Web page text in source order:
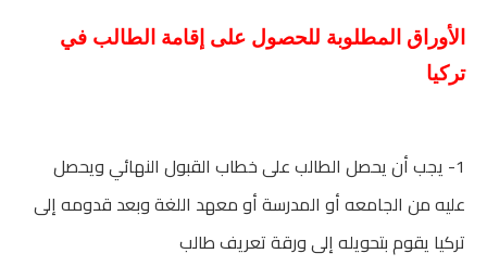
الأوراق المطلوبة للحصول على إقامة الطالب في
تركيا
1- يجب أن يحصل الطالب على خطاب القبول النهائي ويحصل
عليه من الجامعه أو المدرسة أو معهد اللغة وبعد قدومه إلى
تركيا يقوم بتحويله إلى ورقة تعريف طالب